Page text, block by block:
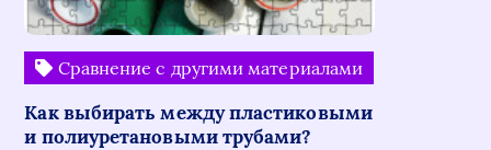
Сравнение с другими материалами
Как выбирать между пластиковыми
и полиуретановыми трубами?